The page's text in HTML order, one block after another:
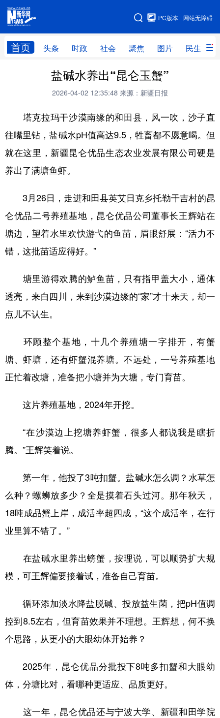
网站无障碍
PC版本
首页 头条 时政 社会 聚焦 图片 民生
网站地图
时政 社会
民生 访谈
访惠聚 专题 服务 援疆
云游新疆 云端悦读 云看书画 光影新疆
人事频道 融媒体联播 廉政频道 新华视角看新疆
地方频道
北京 天津 河北 山西
辽宁 吉林 上海 江苏
浙江 安徽
山东 河南 湖北 湖南
广东 广西 海南 重庆
四川
陕西 甘肃 青海 宁夏
新疆 内蒙古 黑龙江
多语种频道
盐碱水养出“昆仑玉蟹”
2026-04-02 12:35:48 来源：新疆日报
塔克拉玛干沙漠南缘的和田县，风一吹，沙子直
往嘴里钻，盐碱水pH值高达9.5，牲畜都不愿意喝。但
就在这里，新疆昆仑优品生态农业发展有限公司硬是
养出了满塘鱼虾。
3月26日，走进和田县英艾日克乡托勒干吉村的昆
仑优品二号养殖基地，昆仑优品公司董事长王辉站在
塘边，望着水里欢快游弋的鱼苗，眉眼舒展：“活力不
错，这批苗适应得好。”
塘里游得欢腾的鲈鱼苗，只有指甲盖大小，通体
透亮，来自四川，来到沙漠边缘的“家”才十来天，却一
点儿不认生。
环顾整个基地，十几个养殖塘一字排开，有蟹
塘、虾塘，还有虾蟹混养塘。不远处，一号养殖基地
正忙着改塘，准备把小塘并为大塘，专门育苗。
这片养殖基地，2024年开挖。
“在沙漠边上挖塘养虾蟹，很多人都说我是瞎折
腾。”王辉笑着说。
第一年，他投了3吨扣蟹。盐碱水怎么调？水草怎
么种？螺蛳放多少？全是摸着石头过河。那年秋天，
18吨成品蟹上岸，成活率超四成，“这个成活率，在行
业里算不错了。”
在盐碱水里养出螃蟹，按理说，可以顺势扩大规
模，可王辉偏要接着试，准备自己育苗。
循环添加淡水降盐脱碱、投放益生菌，把pH值调
控到8.5左右，但育苗效果并不理想。王辉想，何不换
个思路，从更小的大眼幼体开始养？
2025年，昆仑优品分批投下8吨多扣蟹和大眼幼
体，分塘比对，看哪种更适应、品质更好。
这一年，昆仑优品还与宁波大学、新疆和田学院